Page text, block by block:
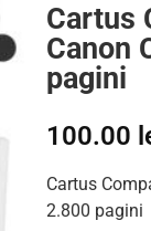
Cartus
Canon
pagini
100.00
Cartus
2.800 pagini